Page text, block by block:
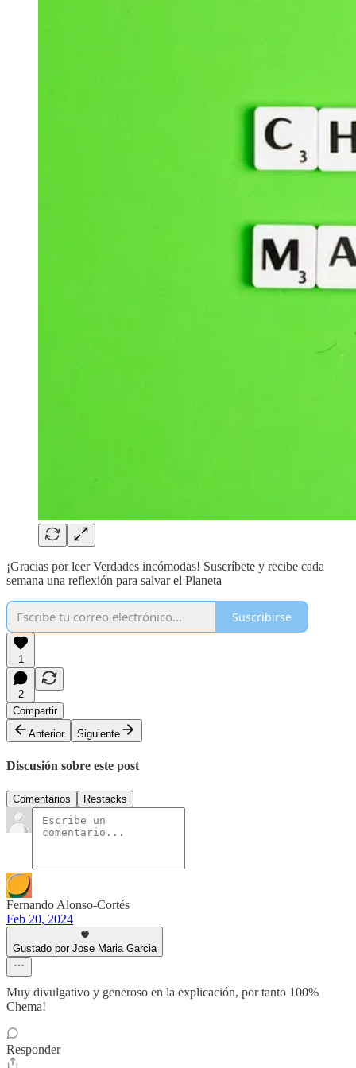
¡Gracias por leer Verdades incómodas! Suscríbete y recibe cada
semana una reflexión para salvar el Planeta
Suscribirse
1
2
Compartir
Anterior
Siguiente
Discusión sobre este post
Comentarios Restacks
Fernando Alonso-Cortés
Feb 20, 2024
Gustado por Jose Maria Garcia
Muy divulgativo y generoso en la explicación, por tanto 100%
Chema!
Responder